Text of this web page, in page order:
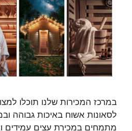
במרכז המכירות שלנו תוכלו
לסאונות אשוח באיכות גבוהה
מתמחים במכירת עצים עמידים